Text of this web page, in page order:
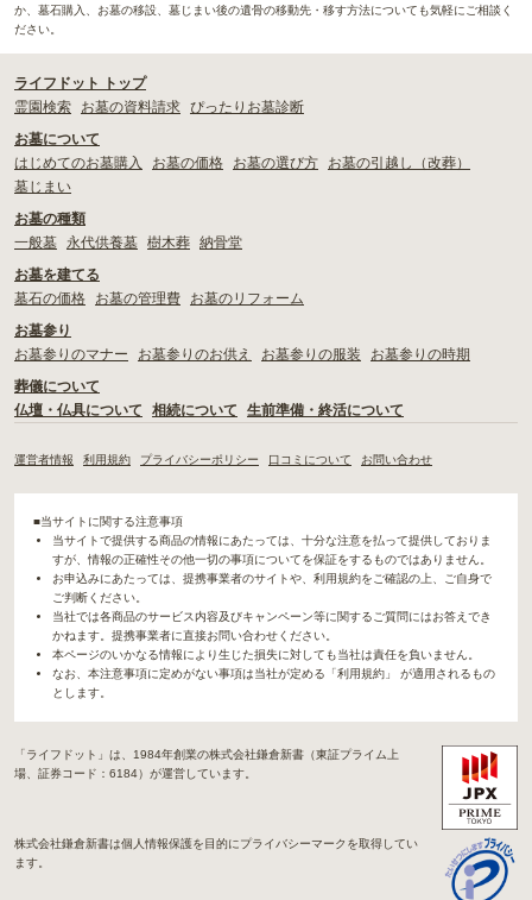
か、墓石購入、お墓の移設、墓じまい後の遺骨の移動先・移す方法についても気軽にご相談く
ださい。
ライフドット トップ
霊園検索
お墓の資料請求 ぴったりお墓診断
お墓について
はじめてのお墓購入
お墓の価格 お墓の選び方
お墓の引越し（改葬）
墓じまい
お墓の種類
一般墓
永代供養墓 樹木葬 納骨堂
お墓を建てる
墓石の価格
お墓の管理費
お墓のリフォーム
お墓参り
お墓参りのマナー
お墓参りのお供え お墓参りの服装
お墓参りの時期
葬儀について
仏壇・仏具について
相続について 生前準備・終活について
運営者情報 利用規約 プライバシーポリシー 口コミについて お問い合わせ
■当サイトに関する注意事項
当サイトで提供する商品の情報にあたっては、十分な注意を払って提供しておりま
すが、情報の正確性その他一切の事項についてを保証をするものではありません。
お申込みにあたっては、提携事業者のサイトや、利用規約をご確認の上、ご自身で
ご判断ください。
当社では各商品のサービス内容及びキャンペーン等に関するご質問にはお答えでき
かねます。提携事業者に直接お問い合わせください。
本ページのいかなる情報により生じた損失に対しても当社は責任を負いません。
なお、本注意事項に定めがない事項は当社が定める「利用規約」 が適用されるもの
とします。
「ライフドット」は、1984年創業の株式会社鎌倉新書（東証プライム上
場、証券コード：6184）が運営しています。
株式会社鎌倉新書は個人情報保護を目的にプライバシーマークを取得してい
ます。